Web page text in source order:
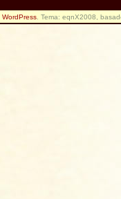
WordPress . Tema: eqnX2008,